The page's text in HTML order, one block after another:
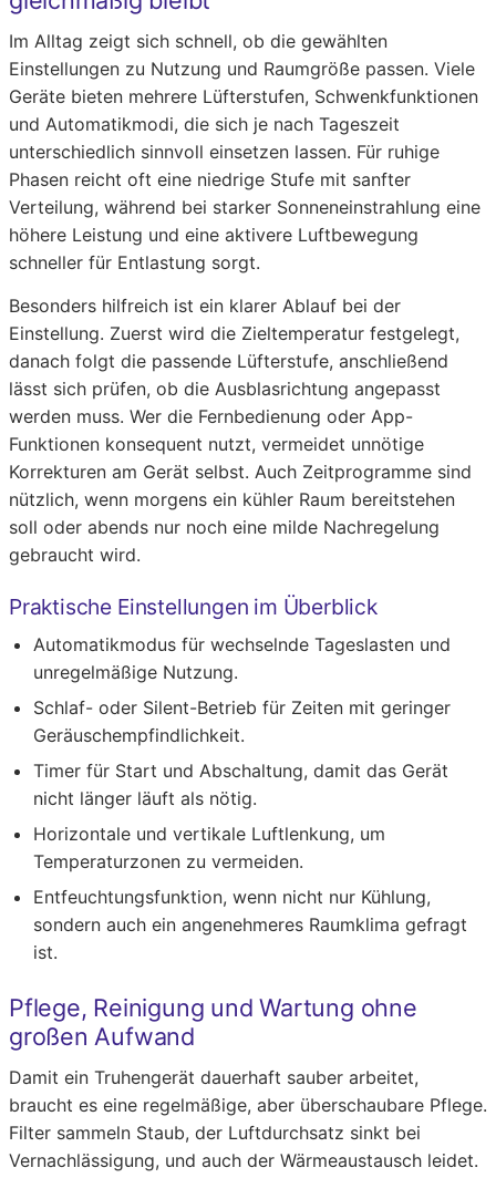
Im Alltag zeigt sich schnell, ob die gewählten
Einstellungen zu Nutzung und Raumgröße passen. Viele
Geräte bieten mehrere Lüfterstufen, Schwenkfunktionen
und Automatikmodi, die sich je nach Tageszeit
unterschiedlich sinnvoll einsetzen lassen. Für ruhige
Phasen reicht oft eine niedrige Stufe mit sanfter
Verteilung, während bei starker Sonneneinstrahlung eine
höhere Leistung und eine aktivere Luftbewegung
schneller für Entlastung sorgt.
Besonders hilfreich ist ein klarer Ablauf bei der
Einstellung. Zuerst wird die Zieltemperatur festgelegt,
danach folgt die passende Lüfterstufe, anschließend
lässt sich prüfen, ob die Ausblasrichtung angepasst
werden muss. Wer die Fernbedienung oder App-
Funktionen konsequent nutzt, vermeidet unnötige
Korrekturen am Gerät selbst. Auch Zeitprogramme sind
nützlich, wenn morgens ein kühler Raum bereitstehen
soll oder abends nur noch eine milde Nachregelung
gebraucht wird.
Praktische Einstellungen im Überblick
Automatikmodus für wechselnde Tageslasten und
unregelmäßige Nutzung.
Schlaf- oder Silent-Betrieb für Zeiten mit geringer
Geräuschempfindlichkeit.
Timer für Start und Abschaltung, damit das Gerät
nicht länger läuft als nötig.
Horizontale und vertikale Luftlenkung, um
Temperaturzonen zu vermeiden.
Entfeuchtungsfunktion, wenn nicht nur Kühlung,
sondern auch ein angenehmeres Raumklima gefragt
ist.
Pflege, Reinigung und Wartung ohne
großen Aufwand
Damit ein Truhengerät dauerhaft sauber arbeitet,
braucht es eine regelmäßige, aber überschaubare Pflege.
Filter sammeln Staub, der Luftdurchsatz sinkt bei
Vernachlässigung, und auch der Wärmeaustausch leidet.